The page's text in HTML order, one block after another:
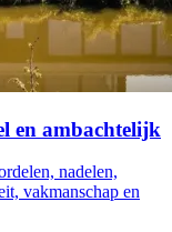
en ambachtelijk
nadelen,
vakmanschap en